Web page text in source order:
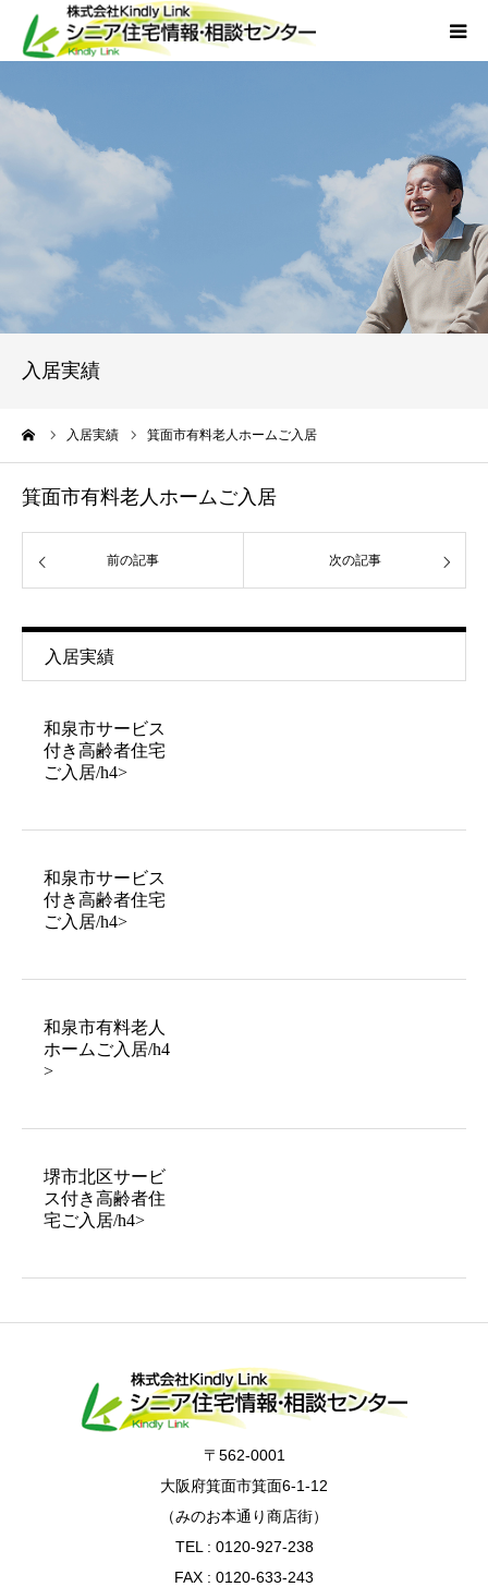
入居実績
入居実績 箕面市有料老人ホームご入居
箕面市有料老人ホームご入居
前の記事 次の記事
入居実績
和泉市サービス
付き高齢者住宅
ご入居/h4>
和泉市サービス
付き高齢者住宅
ご入居/h4>
和泉市有料老人
ホームご入居/h4
>
堺市北区サービ
ス付き高齢者住
宅ご入居/h4>
〒562-0001
大阪府箕面市箕面6-1-12
（みのお本通り商店街）
TEL : 0120-927-238
FAX : 0120-633-243
当社について
外国人人材採用
お問い合わせ